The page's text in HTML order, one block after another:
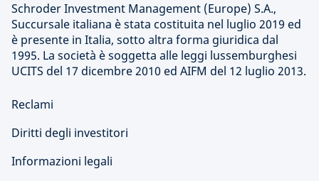
Schroder Investment Management (Europe) S.A.,
Succursale italiana è stata costituita nel luglio 2019 ed
è presente in Italia, sotto altra forma giuridica dal
1995. La società è soggetta alle leggi lussemburghesi
UCITS del 17 dicembre 2010 ed AIFM del 12 luglio 2013.
Reclami
Diritti degli investitori
Informazioni legali